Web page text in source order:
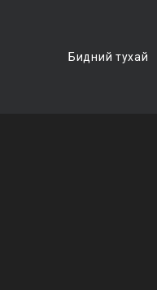
Бидний тухай